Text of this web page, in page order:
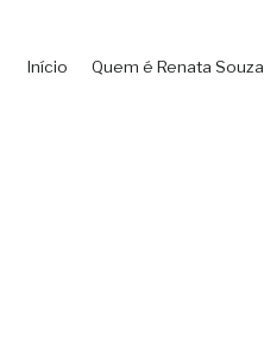
Início Quem é Renata Souza